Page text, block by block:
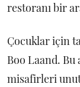
restoranı bir
Çocuklar için
Boo Laand.
misafirleri